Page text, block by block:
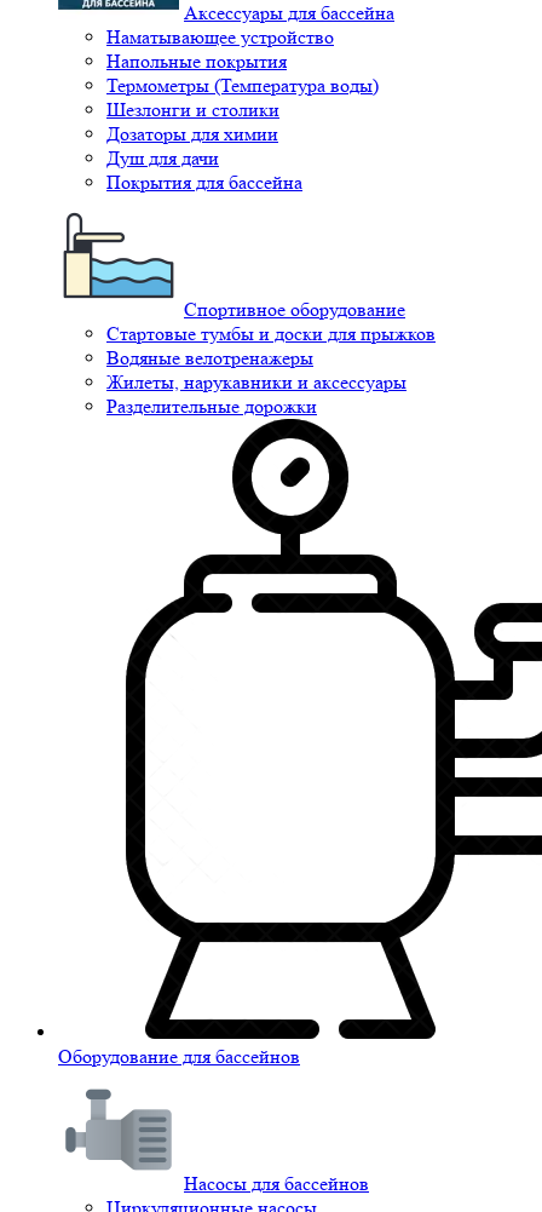
Аксессуары для бассейна
Наматывающее устройство
Напольные покрытия
Термометры (Температура воды)
Шезлонги и столики
Дозаторы для химии
Душ для дачи
Покрытия для бассейна
Спортивное оборудование
Стартовые тумбы и доски для прыжков
Водяные велотренажеры
Жилеты, нарукавники и аксессуары
Разделительные дорожки
Оборудование для бассейнов
Насосы для бассейнов